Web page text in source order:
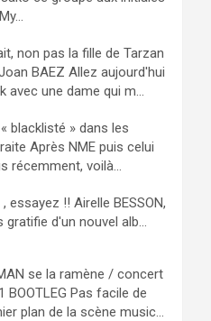
non pas la fille de Tarzan
BAEZ Allez aujourd'hui
avec une dame qui m...
blacklisté » dans les
Après NME puis celui
récemment, voilà...
, essayez !! Airelle BESSON,
gratifie d'un nouvel alb...
se la ramène / concert
BOOTLEG Pas facile de
plan de la scène music...